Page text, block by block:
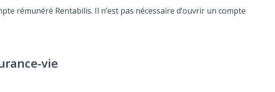
rémunéré Rentabilis. Il n’est pas nécessaire d’ouvrir un compte
vie